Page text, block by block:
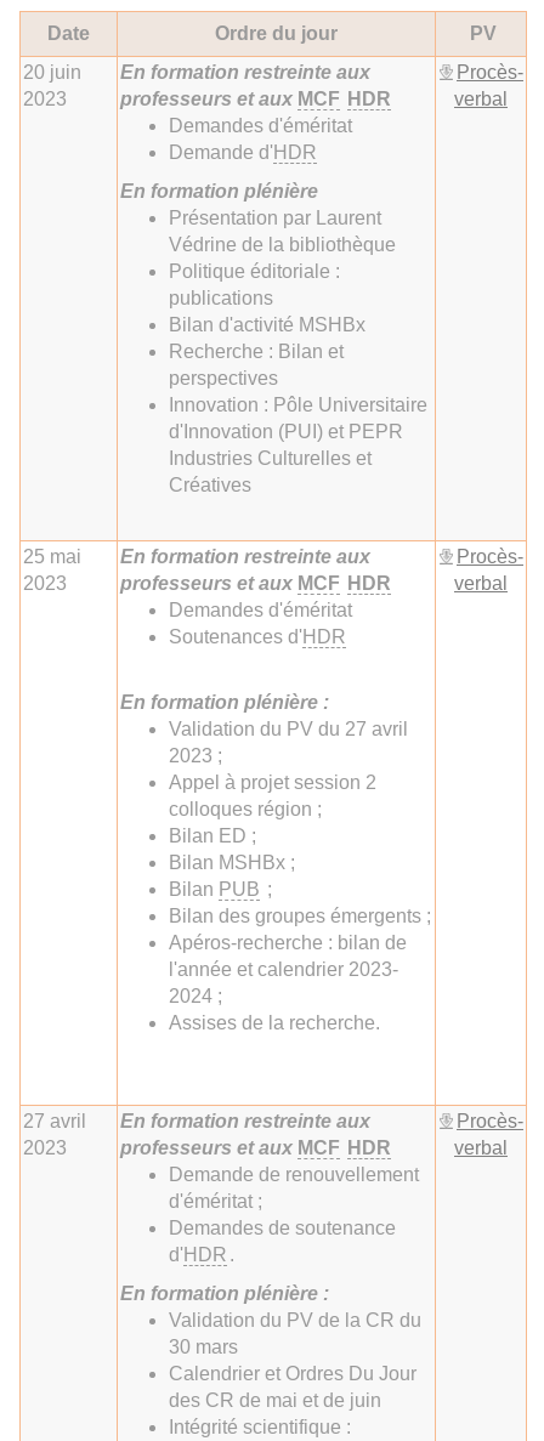
Date Ordre du jour
PV
20 juin
2023
En formation restreinte aux
professeurs et aux MCF HDR
Demandes d'éméritat
Demande d' HDR
En formation plénière
Présentation par Laurent
Védrine de la bibliothèque
Politique éditoriale :
publications
Bilan d'activité MSHBx
Recherche : Bilan et
perspectives
Innovation : Pôle Universitaire
d'Innovation (PUI) et PEPR
Industries Culturelles et
Créatives
Procès-
verbal
25 mai
2023
En formation restreinte aux
professeurs et aux MCF HDR
Demandes d'éméritat
Soutenances d' HDR
En formation plénière :
Validation du PV du 27 avril
2023 ;
Appel à projet session 2
colloques région ;
Bilan ED ;
Bilan MSHBx ;
Bilan PUB ;
Bilan des groupes émergents ;
Apéros-recherche : bilan de
l'année et calendrier 2023-
2024 ;
Assises de la recherche.
Procès-
verbal
27 avril
2023
En formation restreinte aux
professeurs et aux MCF HDR
Demande de renouvellement
d'éméritat ;
Demandes de soutenance
d' HDR .
En formation plénière :
Validation du PV de la CR du
30 mars
Calendrier et Ordres Du Jour
des CR de mai et de juin
Intégrité scientifique :
Procès-
verbal